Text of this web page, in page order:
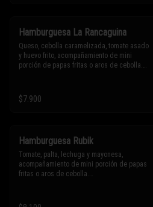
Hamburguesa La Rancaguina
Queso, cebolla caramelizada, tomate asado
y huevo frito, acompañamiento de mini
porción de papas fritas o aros de cebolla.
Sólo puedes solicitar eliminar un
ingrediente.
$7.900
Hamburguesa Rubik
Tomate, palta, lechuga y mayonesa,
acompañamiento de mini porción de papas
fritas o aros de cebolla.
* Los ingredientes no son intercambiables.